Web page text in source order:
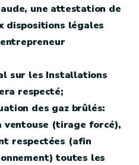
une attestation de
dispositions légales
sur les Installations
respecté;
des gaz brûlés:
ventouse (tirage forcé),
respectées (afin
toutes les